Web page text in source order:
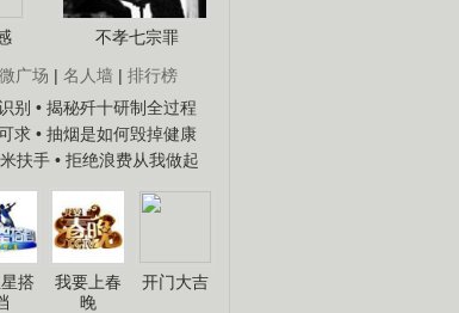
不孝七宗罪
微广场 | 名人墙 | 排行榜
别 • 揭秘歼十研制全过程
求 • 抽烟是如何毁掉健康
扶手 • 拒绝浪费从我做起
搭
我要上春
晚
开门大吉